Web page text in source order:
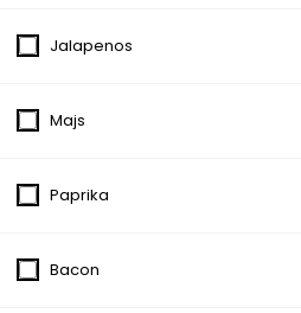
8. Falafel ( Vegetarisk )
50,00 kr.
9. Sis Kebab
60,00 kr.
Jalapenos
Majs
Paprika
Bacon